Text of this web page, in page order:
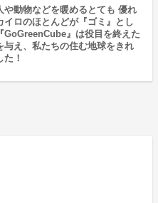
動物などを暖めるとても 優れ
ロのほとんどが『ゴミ』とし
GoGreenCube』は役目を終えた
え、私たちの住む地球をきれ
！